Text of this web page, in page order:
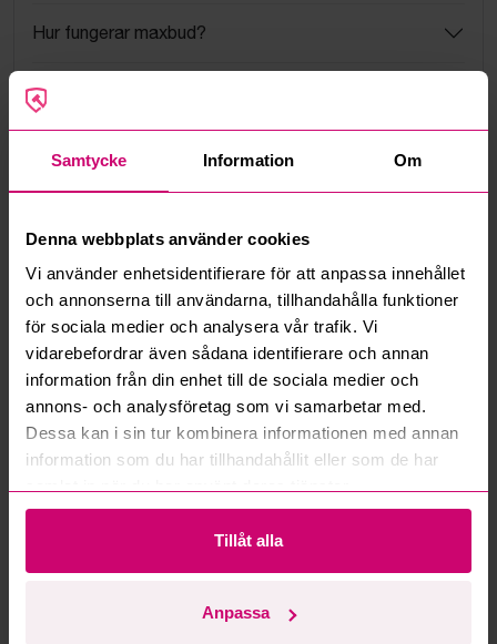
Samtycke Information Om
Denna webbplats använder cookies
Vi använder enhetsidentifierare för att anpassa innehållet
och annonserna till användarna, tillhandahålla funktioner
för sociala medier och analysera vår trafik. Vi
vidarebefordrar även sådana identifierare och annan
information från din enhet till de sociala medier och
annons- och analysföretag som vi samarbetar med.
Dessa kan i sin tur kombinera informationen med annan
information som du har tillhandahållit eller som de har
Tillåt alla
Anpassa
Hur fungerar maxbud?
Hur fungerar budmotorn?
Kan jag ångra ett bud?
Mer från samma kategori
st. fåtöljer Homeline